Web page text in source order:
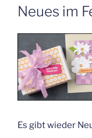
AM
Neues im
Es gibt wieder